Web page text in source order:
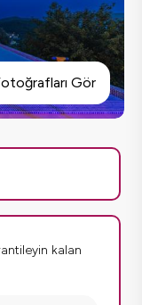
Gör
kalan